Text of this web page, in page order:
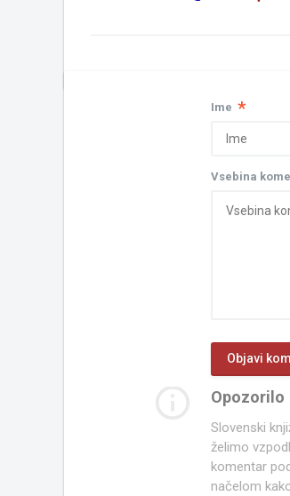
Ime *
Vsebina
Opozorilo
Slovenski
želimo
komentar
načelom